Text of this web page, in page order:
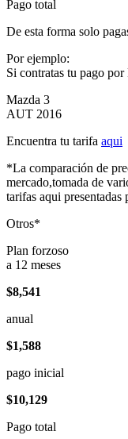
Pago total
De esta forma solo
Por ejemplo:
Si contratas tu pago
Mazda 3
AUT 2016
Encuentra tu tarifa aqui
*La comparación de
mercado,tomada de
tarifas aqui presentadas
Otros*
Plan forzoso
a 12 meses
$8,541
anual
$1,588
pago inicial
$10,129
Pago total